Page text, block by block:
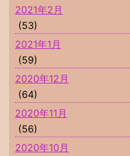
2021年2月
(53)
2021年1月
(59)
2020年12月
(64)
2020年11月
(56)
2020年10月